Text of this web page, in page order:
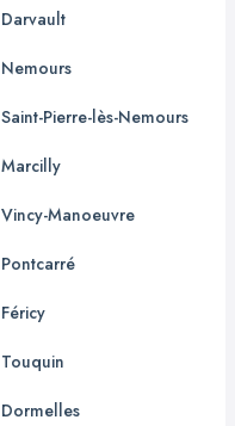
Darvault
Nemours
Saint-Pierre-lès-Nemours
Marcilly
Vincy-Manoeuvre
Pontcarré
Féricy
Touquin
Dormelles